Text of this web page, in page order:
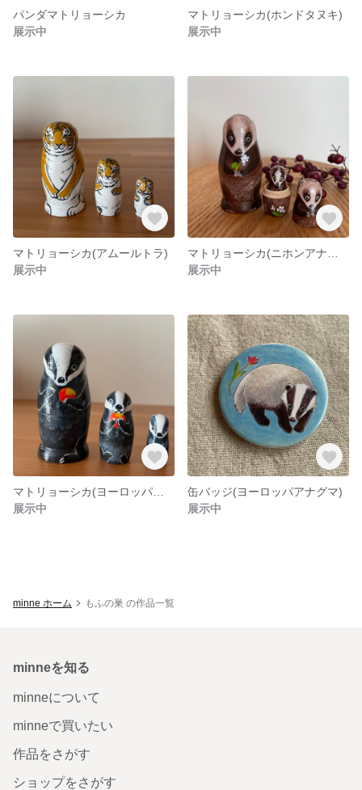
パンダマトリョーシカ
展示中
マトリョーシカ(ホンドタヌキ)
展示中
マトリョーシカ(アムールトラ)
展示中
展示中
展示中
缶バッジ(ヨーロッパアナグマ)
展示中
minne ホーム もふの巣 の作品一覧
minneを知る
minneについて
minneで買いたい
作品をさがす
ショップをさがす